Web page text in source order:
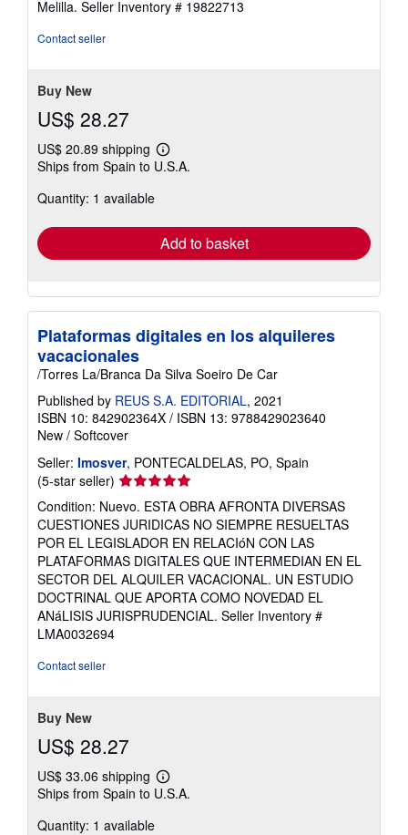
Melilla. Seller Inventory # 19822713
Contact seller
Buy New
US$ 28.27
US$ 20.89 shipping
Learn
more
Ships from Spain to U.S.A.
Quantity: 1 available
Add to basket
Plataformas digitales en los alquileres
vacacionales
/Torres La/Branca Da Silva Soeiro De Car
Published by REUS S.A. EDITORIAL, 2021
ISBN 10: 842902364X / ISBN 13: 9788429023640
New / Softcover
Seller: Imosver, PONTECALDELAS, PO, Spain
(5-star seller) Seller
rating
5
out
of
5
stars
Condition: Nuevo. ESTA OBRA AFRONTA DIVERSAS
CUESTIONES JURIDICAS NO SIEMPRE RESUELTAS
POR EL LEGISLADOR EN RELACIóN CON LAS
PLATAFORMAS DIGITALES QUE INTERMEDIAN EN EL
SECTOR DEL ALQUILER VACACIONAL. UN ESTUDIO
DOCTRINAL QUE APORTA COMO NOVEDAD EL
ANáLISIS JURISPRUDENCIAL. Seller Inventory #
LMA0032694
Contact seller
Buy New
US$ 28.27
US$ 33.06 shipping
Learn
more
Ships from Spain to U.S.A.
Quantity: 1 available